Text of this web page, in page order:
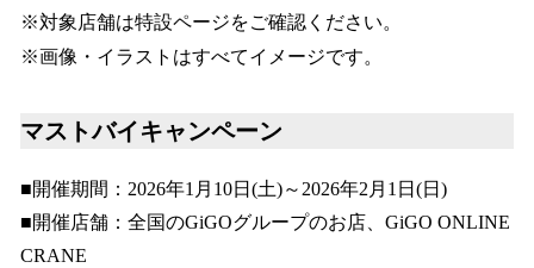
※対象店舗は特設ページをご確認ください。
※画像・イラストはすべてイメージです。
マストバイキャンペーン
■開催期間：2026年1月10日(土)～2026年2月1日(日)
■開催店舗：全国のGiGOグループのお店、GiGO ONLINE
CRANE